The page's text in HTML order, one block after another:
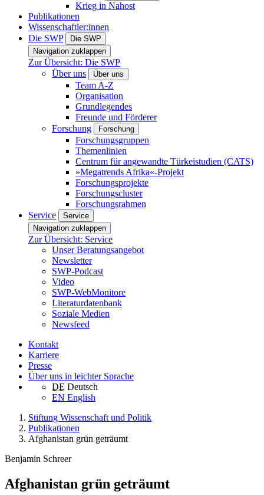
Krieg in Nahost
Publikationen
Wissenschaftler:innen
Die SWP
Die SWP
Navigation zuklappen
Zur Übersicht: Die SWP
Über uns
Über uns
Team A-Z
Organisation
Grundlegendes
Freunde und Förderer
Forschung
Forschung
Forschungsgruppen
Themenlinien
Centrum für angewandte Türkeistudien (CATS)
»Megatrends Afrika«-Projekt
Forschungsprojekte
Forschungscluster
Forschungsrahmen
Service
Service
Navigation zuklappen
Zur Übersicht: Service
Unser Beratungsangebot
Newsletter
SWP-Podcast
Video
SWP-WebMonitore
Literaturdatenbank
Soziale Medien
Newsfeed
Kontakt
Karriere
Presse
Über uns in leichter Sprache
DE Deutsch
EN English
Stiftung Wissenschaft und Politik
Publikationen
Afghanistan grün geträumt
Benjamin Schreer
Afghanistan grün geträumt